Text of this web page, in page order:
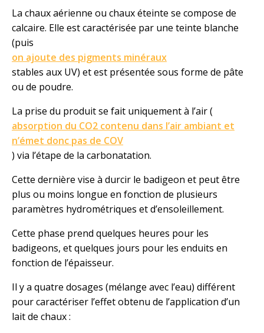
La chaux aérienne ou chaux éteinte se compose de
calcaire. Elle est caractérisée par une teinte blanche
(puis
on ajoute des pigments minéraux
stables aux UV) et est présentée sous forme de pâte
ou de poudre.
La prise du produit se fait uniquement à l’air (
absorption du CO2 contenu dans l’air ambiant et
n’émet donc pas de COV
) via l’étape de la carbonatation.
Cette dernière vise à durcir le badigeon et peut être
plus ou moins longue en fonction de plusieurs
paramètres hydrométriques et d’ensoleillement.
Cette phase prend quelques heures pour les
badigeons, et quelques jours pour les enduits en
fonction de l’épaisseur.
Il y a quatre dosages (mélange avec l’eau) différent
pour caractériser l’effet obtenu de l’application d’un
lait de chaux :